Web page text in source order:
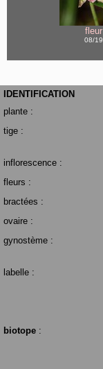
fleur
08/19
IDENTIFICATION
plante :
tige :
inflorescence :
fleurs :
bractées :
ovaire :
gynostème :
labelle :
biotope :